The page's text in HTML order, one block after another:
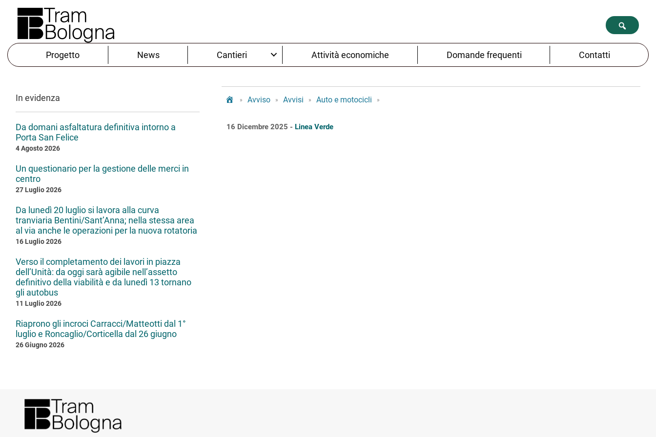
Progetto News Cantieri Attività economiche Domande frequenti Contatti
In evidenza
Da domani asfaltatura definitiva intorno a
Porta San Felice
4 Agosto 2026
Un questionario per la gestione delle merci in
centro
27 Luglio 2026
Da lunedì 20 luglio si lavora alla curva
tranviaria Bentini/Sant’Anna; nella stessa area
al via anche le operazioni per la nuova rotatoria
16 Luglio 2026
Verso il completamento dei lavori in piazza
dell’Unità: da oggi sarà agibile nell’assetto
definitivo della viabilità e da lunedì 13 tornano
gli autobus
11 Luglio 2026
Riaprono gli incroci Carracci/Matteotti dal 1°
luglio e Roncaglio/Corticella dal 26 giugno
26 Giugno 2026
Tram Bologna
» Avviso » Avvisi » Auto e motocicli »
16 Dicembre 2025 - Linea Verde